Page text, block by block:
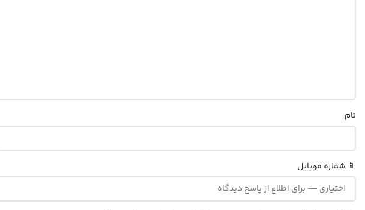
نام
📱 شماره موبایل